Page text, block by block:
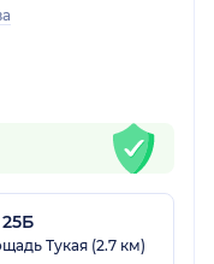
Тукая (2.7 км)